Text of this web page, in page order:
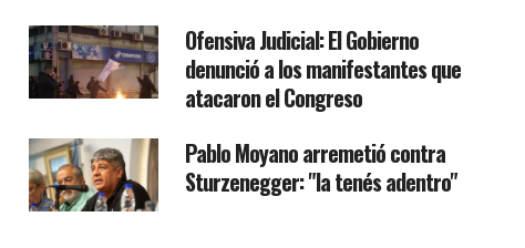
Ofensiva Judicial: El Gobierno
denunció a los manifestantes que
atacaron el Congreso
Pablo Moyano arremetió contra
Sturzenegger: "la tenés adentro"